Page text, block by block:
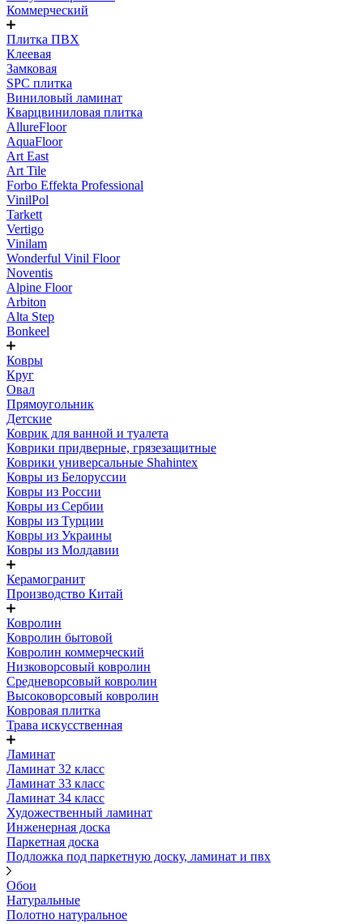
Коммерческий
Плитка ПВХ
Клеевая
Замковая
SPC плитка
Виниловый ламинат
Кварцвиниловая плитка
AllureFloor
AquaFloor
Art East
Art Tile
Forbo Effekta Professional
VinilPol
Tarkett
Vertigo
Vinilam
Wonderful Vinil Floor
Noventis
Alpine Floor
Arbiton
Alta Step
Bonkeel
Ковры
Круг
Овал
Прямоугольник
Детские
Коврик для ванной и туалета
Коврики придверные, грязезащитные
Коврики универсальные Shahintex
Ковры из Белоруссии
Ковры из России
Ковры из Сербии
Ковры из Турции
Ковры из Украины
Ковры из Молдавии
Керамогранит
Производство Китай
Ковролин
Ковролин бытовой
Ковролин коммерческий
Низковорсовый ковролин
Средневорсовый ковролин
Высоковорсовый ковролин
Ковровая плитка
Трава искусственная
Ламинат
Ламинат 32 класс
Ламинат 33 класс
Ламинат 34 класс
Художественный ламинат
Инженерная доска
Паркетная доска
Подложка под паркетную доску, ламинат и пвх
Обои
Натуральные
Полотно натуральное